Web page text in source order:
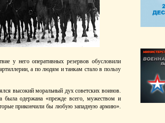
у него оперативных резервов обусловили
а по людям и танкам стало в пользу
высокий моральный дух советских воинов.
была одержана «прежде всего, мужеством и
прикончили бы любую западную армию».